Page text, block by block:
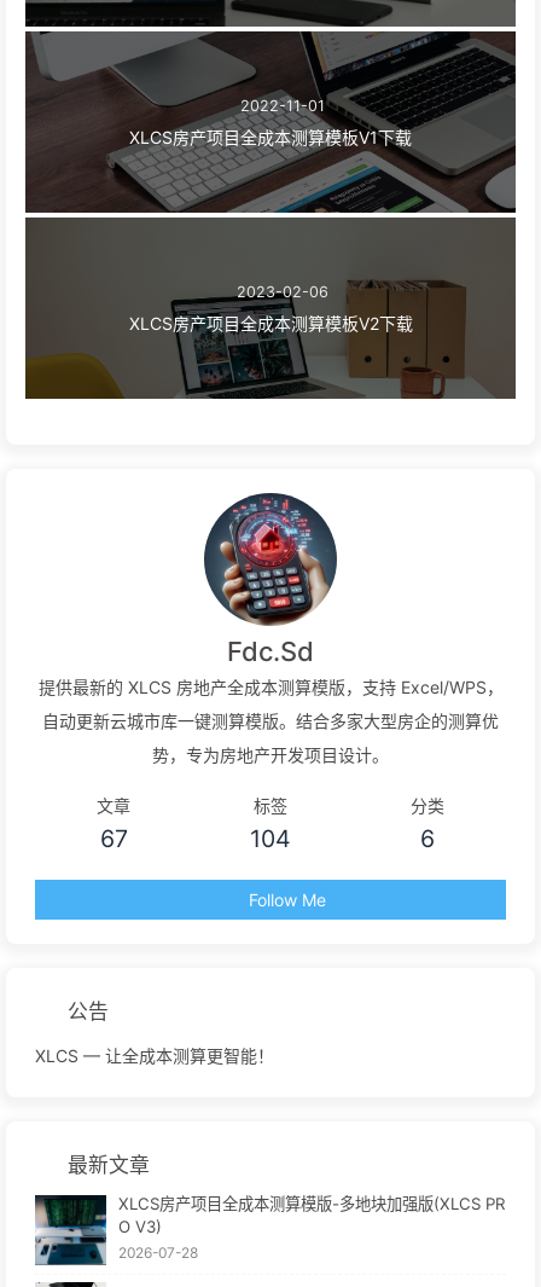
2022-11-01
XLCS房产项目全成本测算模板V1下载
2023-02-06
XLCS房产项目全成本测算模板V2下载
Fdc.Sd
提供最新的 XLCS 房地产全成本测算模版，支持 Excel/WPS，
自动更新云城市库一键测算模版。结合多家大型房企的测算优
势，专为房地产开发项目设计。
文章
67
标签
104
分类
6
Follow Me
公告
XLCS — 让全成本测算更智能！
最新文章
XLCS房产项目全成本测算模版-多地块加强版(XLCS PR
O V3)
2026-07-28